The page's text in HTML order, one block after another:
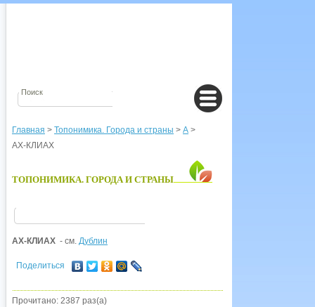
Главная > Топонимика. Города и страны > А >
АХ-КЛИАХ
ТОПОНИМИКА. ГОРОДА И СТРАНЫ
АХ-КЛИАХ - см. Дублин
Поделиться
Прочитано: 2387 раз(а)